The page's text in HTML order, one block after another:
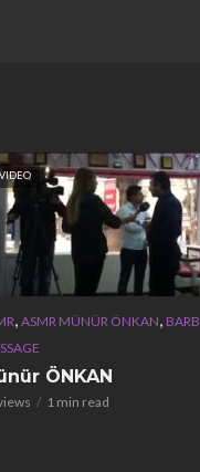
VIDEO
, ASMR MÜNÜR ÖNKAN,
ÖNKAN
1 min read